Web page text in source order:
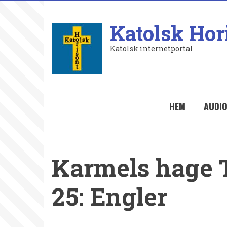
Katolsk
Katolsk internetportal
HEM AUDIO
Karmels hage
25: Engler